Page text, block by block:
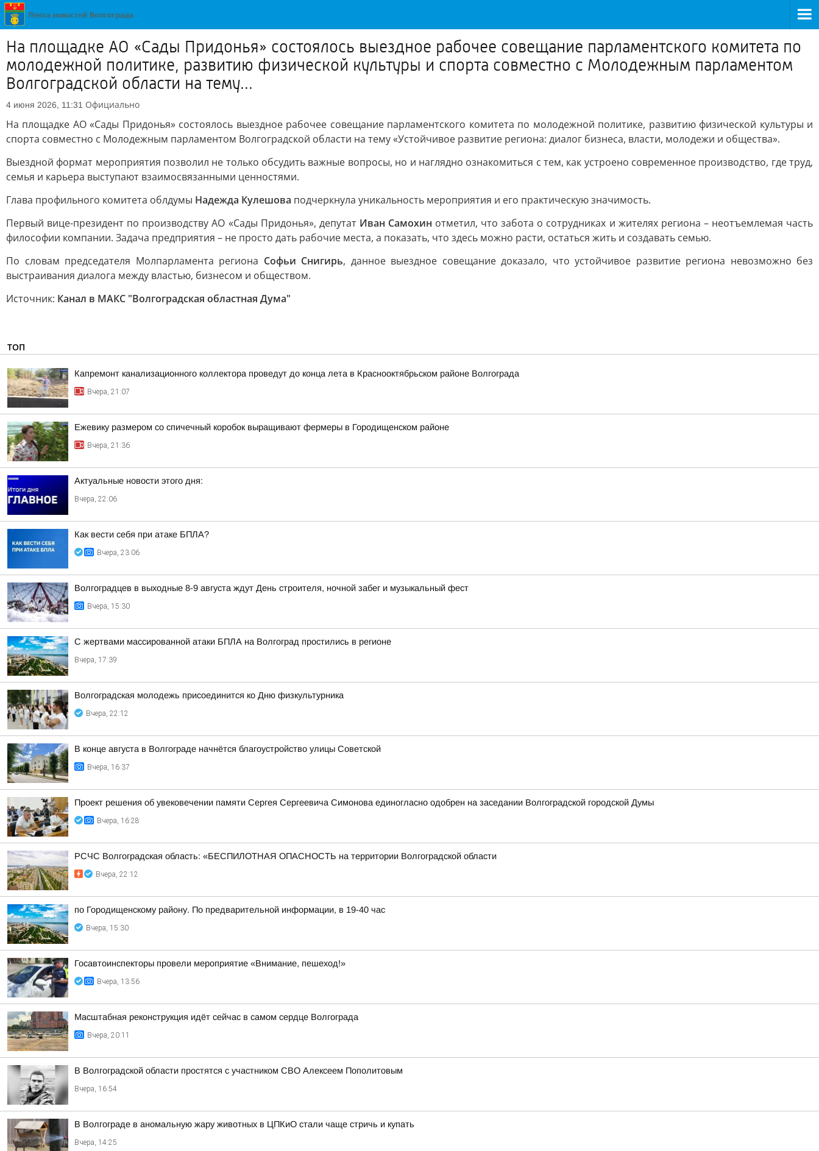
На площадке АО «Сады Придонья» состоялось выездное рабочее совещание парламентского комитета по
молодежной политике, развитию физической культуры и спорта совместно с Молодежным парламентом
Волгоградской области на тему...
4 июня 2026, 11:31 Официально
На площадке АО «Сады Придонья» состоялось выездное рабочее совещание парламентского комитета по молодежной политике, развитию физической культуры и
спорта совместно с Молодежным парламентом Волгоградской области на тему «Устойчивое развитие региона: диалог бизнеса, власти, молодежи и общества».
Выездной формат мероприятия позволил не только обсудить важные вопросы, но и наглядно ознакомиться с тем, как устроено современное производство, где труд,
семья и карьера выступают взаимосвязанными ценностями.
Глава профильного комитета облдумы Надежда Кулешова подчеркнула уникальность мероприятия и его практическую значимость.
Первый вице-президент по производству АО «Сады Придонья», депутат Иван Самохин отметил, что забота о сотрудниках и жителях региона – неотъемлемая часть
философии компании. Задача предприятия – не просто дать рабочие места, а показать, что здесь можно расти, остаться жить и создавать семью.
По словам председателя Молпарламента региона Софьи Снигирь, данное выездное совещание доказало, что устойчивое развитие региона невозможно без
выстраивания диалога между властью, бизнесом и обществом.
Источник: Канал в МАКС "Волгоградская областная Дума"
ТОП
Капремонт канализационного коллектора проведут до конца лета в Краснооктябрьском районе Волгограда
Вчера, 21:07
Ежевику размером со спичечный коробок выращивают фермеры в Городищенском районе
Вчера, 21:36
Актуальные новости этого дня:
Вчера, 22:06
Как вести себя при атаке БПЛА?
Вчера, 23:06
Волгоградцев в выходные 8-9 августа ждут День строителя, ночной забег и музыкальный фест
Вчера, 15:30
С жертвами массированной атаки БПЛА на Волгоград простились в регионе
Вчера, 17:39
Волгоградская молодежь присоединится ко Дню физкультурника
Вчера, 22:12
В конце августа в Волгограде начнётся благоустройство улицы Советской
Вчера, 16:37
Проект решения об увековечении памяти Сергея Сергеевича Симонова единогласно одобрен на заседании Волгоградской городской Думы
Вчера, 16:28
РСЧС Волгоградская область: «БЕСПИЛОТНАЯ ОПАСНОСТЬ на территории Волгоградской области
Вчера, 22:12
по Городищенскому району. По предварительной информации, в 19-40 час
Вчера, 15:30
Госавтоинспекторы провели мероприятие «Внимание, пешеход!»
Вчера, 13:56
Масштабная реконструкция идёт сейчас в самом сердце Волгограда
Вчера, 20:11
В Волгоградской области простятся с участником СВО Алексеем Пополитовым
Вчера, 16:54
В Волгограде в аномальную жару животных в ЦПКиО стали чаще стричь и купать
Вчера, 14:25